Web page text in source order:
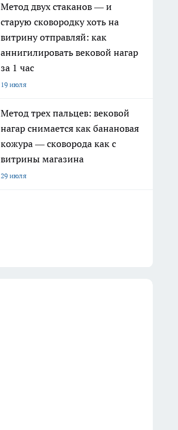
Метод двух стаканов — и
старую сковородку хоть на
витрину отправляй: как
аннигилировать вековой нагар
за 1 час
19 июля
Метод трех пальцев: вековой
нагар снимается как банановая
кожура — сковорода как с
витрины магазина
29 июля